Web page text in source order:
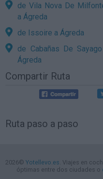
de Vila Nova De
a Ágreda
de Issoire a Ágreda
de Cabañas De
Ágreda
Compartir Ruta
Ruta paso a paso
2026© Yotellevo.es. Viajes en
óptimas entre dos ciudades o